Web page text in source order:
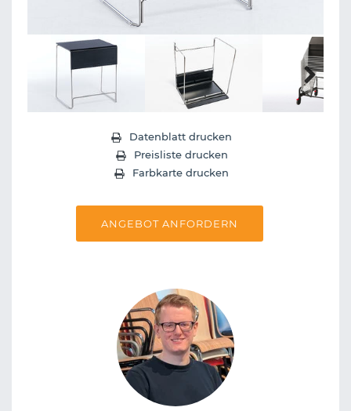
Next
Datenblatt drucken
Preisliste drucken
Farbkarte drucken
ANGEBOT ANFORDERN